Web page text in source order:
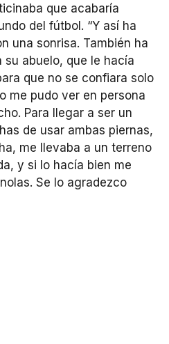
que acabaría
del fútbol. “Y así ha
una sonrisa. También ha
abuelo, que le hacía
que no se confiara solo
me pudo ver en persona
Para llegar a ser un
de usar ambas piernas,
me llevaba a un terreno
y si lo hacía bien me
Se lo agradezco